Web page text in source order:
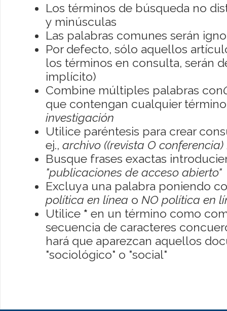
Los términos de búsqueda no
y minúsculas
Las palabras comunes serán
Por defecto, sólo aquellos
los términos en consulta, serán
implícito)
Combine múltiples palabras con
que contengan cualquier
investigación
Utilice paréntesis para crear
ej., archivo ((revista O conferencia)
Busque frases exactas
"publicaciones de acceso abierto"
Excluya una palabra poniendo
política en línea o NO política en
Utilice * en un término como
secuencia de caracteres
hará que aparezcan aquellos
"sociológico" o "social"